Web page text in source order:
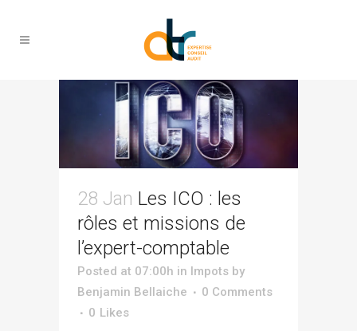
charges Tag
28 Jan Les ICO : les
rôles et missions de
l’expert-comptable
Posted at 07:00h in Impots by
Benjamin Bellaiche
0 Comments
0 Likes